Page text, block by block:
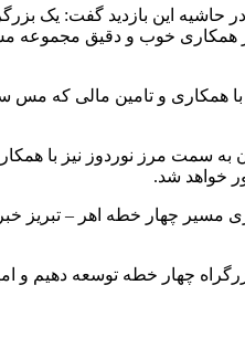
حاشیه این بازدید گفت: یک
خوب و دقیق مجموعه مس
همکاری و تامین مالی که مس
خواهد شد.
آن را داریم تا پایان فصل کاری ۶ کیلومتر از